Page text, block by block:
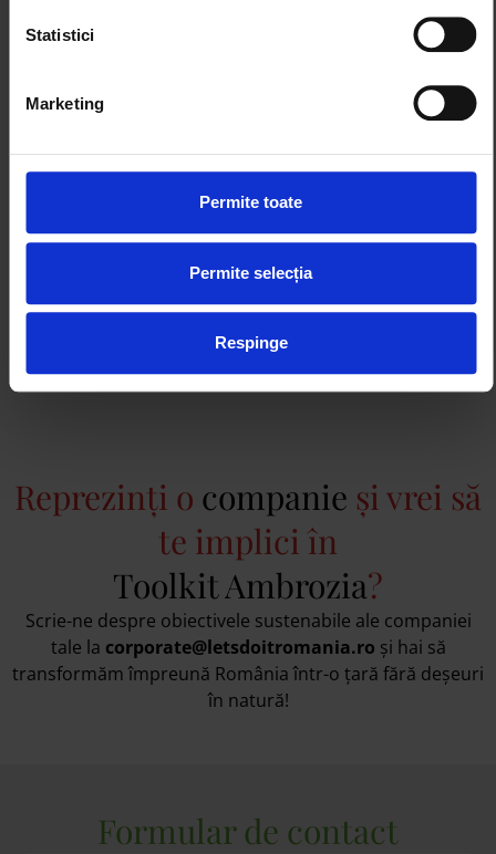
process your information.
Statistici
Marketing
Permite toate
Permite selecția
Respinge
Reprezinți o companie și vrei să
te implici în
Toolkit Ambrozia?
Scrie-ne despre obiectivele sustenabile ale companiei
tale la corporate@letsdoitromania.ro și hai să
transformăm împreună România într-o țară fără deșeuri
în natură!
Formular de contact